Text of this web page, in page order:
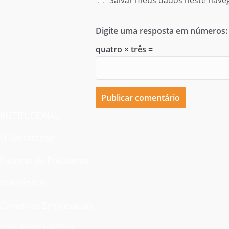
Digite uma resposta em números:
quatro × três =